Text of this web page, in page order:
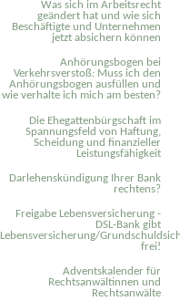
Was sich im Arbeitsrecht
geändert hat und wie sich
Beschäftigte und Unternehmen
jetzt absichern können
Anhörungsbogen bei
Verkehrsverstoß: Muss ich den
Anhörungsbogen ausfüllen und
wie verhalte ich mich am besten?
Die Ehegattenbürgschaft im
Spannungsfeld von Haftung,
Scheidung und finanzieller
Leistungsfähigkeit
Darlehenskündigung Ihrer Bank
rechtens?
Freigabe Lebensversicherung -
DSL-Bank gibt
Lebensversicherung/
frei!
Adventskalender für
Rechtsanwältinnen und
Rechtsanwälte